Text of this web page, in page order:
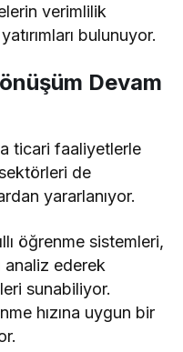
verimlilik
bulunuyor.
Devam
ticari faaliyetlerle
sektörleri de
yararlanıyor.
öğrenme sistemleri,
analiz ederek
sunabiliyor.
hızına uygun bir